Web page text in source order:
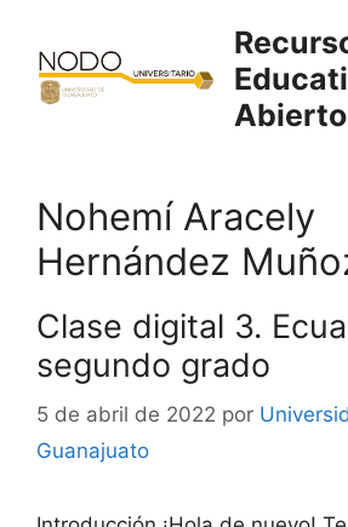
contenido
Nohemí Aracely
Hernández
Clase digital 3.
segundo grado
5 de abril de 2022 por
Guanajuato